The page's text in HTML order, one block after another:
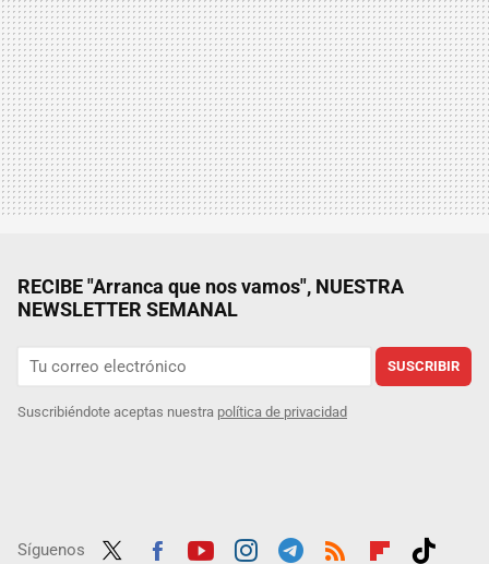
RECIBE "Arranca que nos vamos", NUESTRA
NEWSLETTER SEMANAL
SUSCRIBIR
Suscribiéndote aceptas nuestra política de privacidad
Síguenos